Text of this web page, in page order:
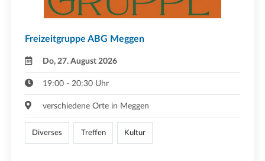
Freizeitgruppe ABG Meggen
Do, 27. August 2026
19:00 - 20:30 Uhr
verschiedene Orte in Meggen
Diverses Treffen Kultur